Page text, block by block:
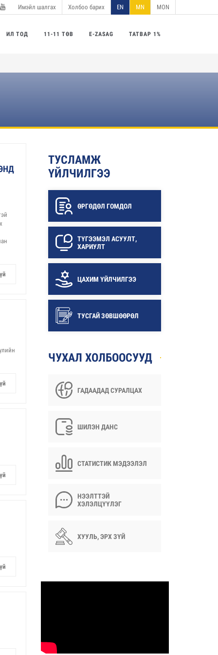
Имэйл шалгах Холбоо барих EN MN
MON
ИЛ ТОД 11-11 ТӨВ E-ZASAG ТАТВАР 1%
ТУСЛАМЖ
ҮЙЛЧИЛГЭЭ
ӨРГӨДӨЛ ГОМДОЛ
ТҮГЭЭМЭЛ АСУУЛТ,
ХАРИУЛТ
ЦАХИМ ҮЙЛЧИЛГЭЭ
ТУСГАЙ ЗӨВШӨӨРӨЛ
ЧУХАЛ ХОЛБООСУУД
ГАДААДАД СУРАЛЦАХ
ШИЛЭН ДАНС
СТАТИСТИК МЭДЭЭЛЭЛ
НЭЭЛТТЭЙ
ХЭЛЭЛЦҮҮЛЭГ
ХУУЛЬ, ЭРХ ЗҮЙ